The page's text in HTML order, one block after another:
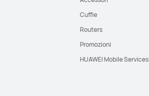
Cuffie
Routers
Promozioni
HUAWEI Mobile Services